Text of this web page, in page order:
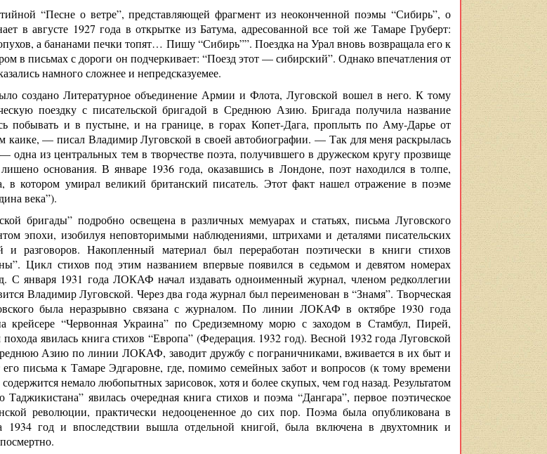
“Песне о ветре”, представляющей фрагмент из неоконченной поэмы “Сибирь”, о
в августе 1927 года в открытке из Батума, адресованной все той же Тамаре Груберт:
а бананами печки топят… Пишу “Сибирь””. Поездка на Урал вновь возвращала его к
в письмах с дороги он подчеркивает: “Поезд этот — сибирский”. Однако впечатления от
намного сложнее и непредсказуемее.
создано Литературное объединение Армии и Флота, Луговской вошел в него. К тому
поездку с писательской бригадой в Среднюю Азию. Бригада получила название
побывать и в пустыне, и на границе, в горах Копет-Дага, проплыть по Аму-Дарье от
каике, — писал Владимир Луговской в своей автобиографии. — Так для меня раскрылась
одна из центральных тем в творчестве поэта, получившего в дружеском кругу прозвище
основания. В январе 1936 года, оказавшись в Лондоне, поэт находился в толпе,
в котором умирал великий британский писатель. Этот факт нашел отражение в поэме
века”).
бригады” подробно освещена в различных мемуарах и статьях, письма Луговского
эпохи, изобилуя неповторимыми наблюдениями, штрихами и деталями писательских
и разговоров. Накопленный материал был переработан поэтически в книги стихов
Цикл стихов под этим названием впервые появился в седьмом и девятом номерах
С января 1931 года ЛОКАФ начал издавать одноименный журнал, членом редколлегии
Владимир Луговской. Через два года журнал был переименован в “Знамя”. Творческая
была неразрывно связана с журналом. По линии ЛОКАФ в октябре 1930 года
крейсере “Червонная Украина” по Средиземному морю с заходом в Стамбул, Пирей,
явилась книга стихов “Европа” (Федерация. 1932 год). Весной 1932 года Луговской
Азию по линии ЛОКАФ, заводит дружбу с пограничниками, вживается в их быт и
его письма к Тамаре Эдгаровне, где, помимо семейных забот и вопросов (к тому времени
немало любопытных зарисовок, хотя и более скупых, чем год назад. Результатом
явилась очередная книга стихов и поэма “Дангара”, первое поэтическое
революции, практически недооцененное до сих пор. Поэма была опубликована в
1934 год и впоследствии вышла отдельной книгой, была включена в двухтомник и